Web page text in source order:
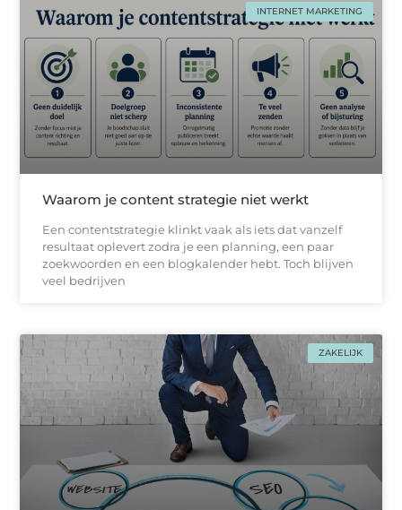
INTERNET MARKETING
Waarom je content strategie niet werkt
Een contentstrategie klinkt vaak als iets dat vanzelf
resultaat oplevert zodra je een planning, een paar
zoekwoorden en een blogkalender hebt. Toch blijven
veel bedrijven
ZAKELIJK